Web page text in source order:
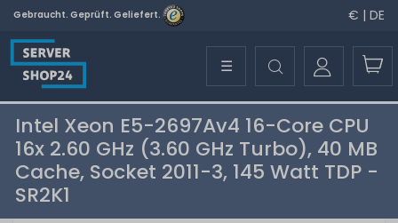
Gebraucht. Geprüft. Geliefert. € | DE
☰
Intel Xeon E5-2697Av4 16-Core CPU
16x 2.60 GHz (3.60 GHz Turbo), 40 MB
Cache, Socket 2011-3, 145 Watt TDP -
SR2K1